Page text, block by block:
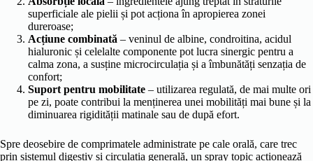
superficiale ale pielii și pot acționa în apropierea zonei
dureroase;
Acțiune combinată – veninul de albine, condroitina, acidul
hialuronic și celelalte componente pot lucra sinergic pentru a
calma zona, a susține microcirculația și a îmbunătăți senzația de
confort;
Suport pentru mobilitate – utilizarea regulată, de mai multe ori
pe zi, poate contribui la menținerea unei mobilități mai bune și la
diminuarea rigidității matinale sau de după efort.
Spre deosebire de comprimatele administrate pe cale orală, care trec
prin sistemul digestiv și circulația generală, un spray topic acționează